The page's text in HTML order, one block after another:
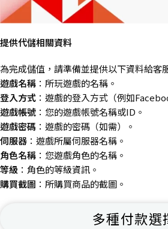
提供代儲相關資料
為完成儲值，請準備並提供以下資料給客
遊戲名稱 ：所玩遊戲的名稱。
登入方式 ：遊戲的登入方式（例如
遊戲帳號 ：您的遊戲帳號名稱或ID。
遊戲密碼 ：遊戲的密碼（如需）。
伺服器 ：遊戲所屬伺服器名稱。
角色名稱 ：您遊戲角色的名稱。
等級 ：角色的等級資訊。
購買截圖 ：所購買商品的截圖。
多種付款選